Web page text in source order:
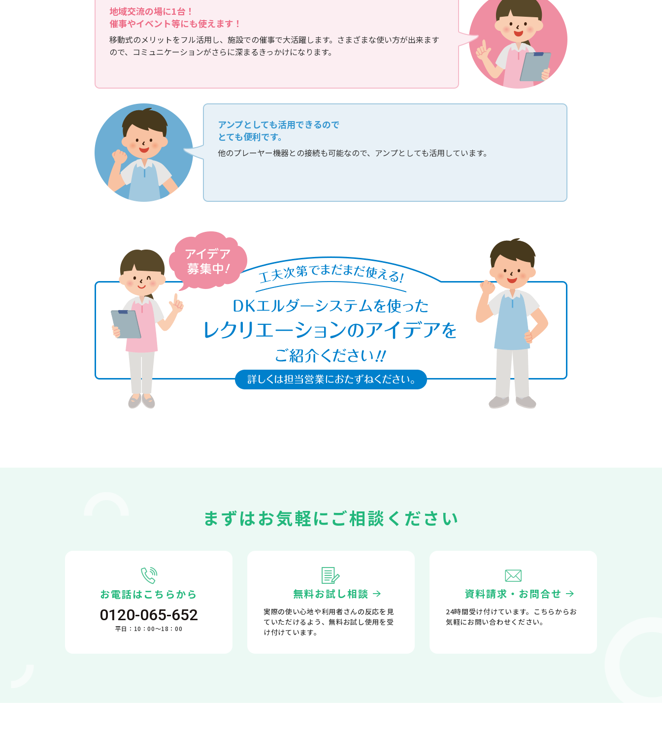
地域交流の場に1台！
催事やイベント等にも使えます！
移動式のメリットをフル活用し、施設での催事で大活躍します。さまざまな使い方が出来ます
ので、コミュニケーションがさらに深まるきっかけになります。
アンプとしても活用できるので
とても便利です。
他のプレーヤー機器との接続も可能なので、アンプとしても活用しています。
まずはお気軽にご相談ください
お電話はこちらから
0120-065-652
平日：10：00～18：00
無料お試し相談
実際の使い心地や利用者さんの反応を見
ていただけるよう、無料お試し使用を受
け付けています。
資料請求・お問合せ
24時間受け付けています。こちらからお
気軽にお問い合わせください。